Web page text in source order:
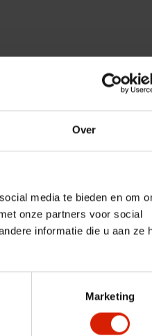
Over
media te bieden en om
onze partners voor social
informatie die u aan ze
Marketing